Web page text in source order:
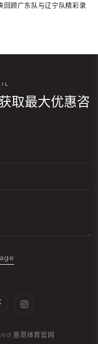
回顾广东队与辽宁队精彩录
取最大优惠咨
意昂体育官网